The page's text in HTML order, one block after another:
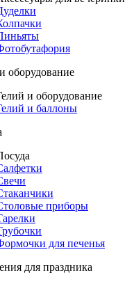
оборудование
и оборудование
и баллоны
приборы
для печенья
для праздника